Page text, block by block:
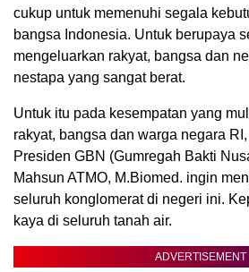
cukup untuk memenuhi segala
bangsa Indonesia. Untuk berupaya
mengeluarkan rakyat, bangsa dan
nestapa yang sangat berat.
Untuk itu pada kesempatan yang
rakyat, bangsa dan warga negara
Presiden GBN (Gumregah Bakti
Mahsun ATMO, M.Biomed. ingin
seluruh konglomerat di negeri ini.
kaya di seluruh tanah air.
ADVERTISEMENT